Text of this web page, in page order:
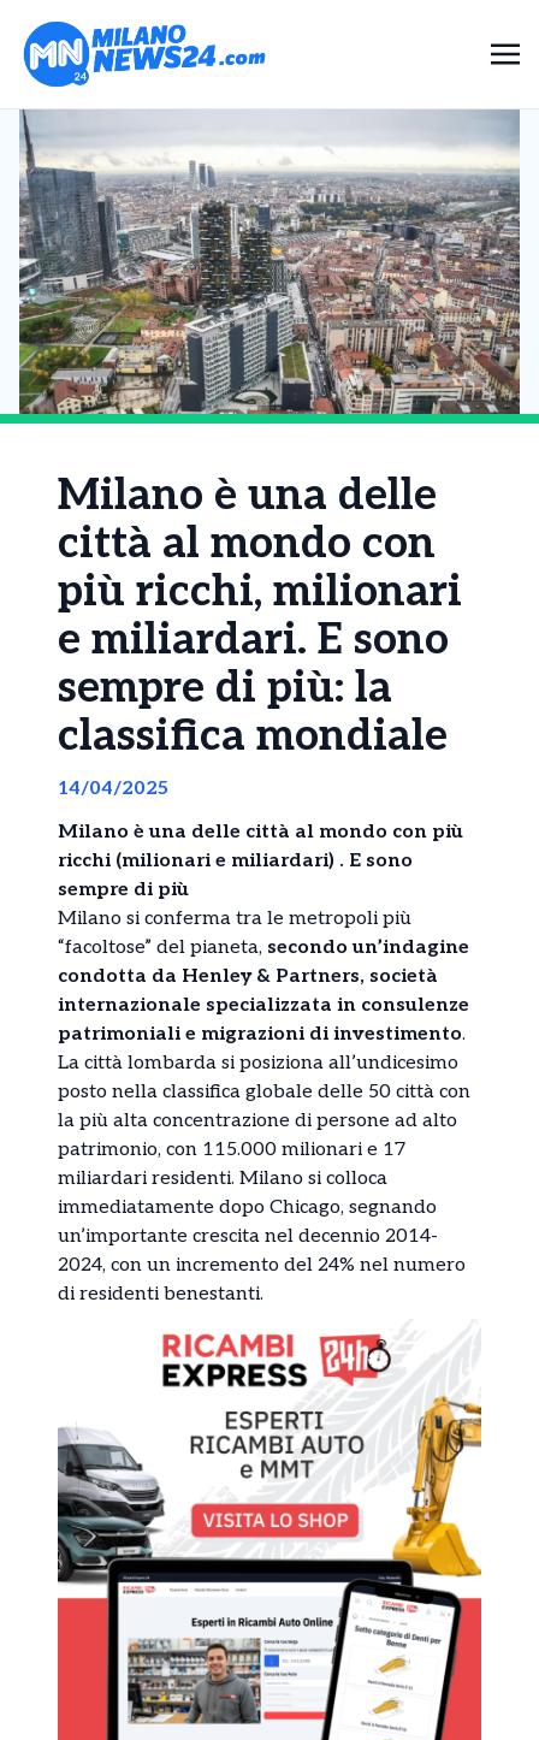
Milano è una delle
città al mondo con
più ricchi, milionari
e miliardari. E sono
sempre di più: la
classifica mondiale
14/04/2025
Milano è una delle città al mondo con più
ricchi (milionari e miliardari) . E sono
sempre di più
Milano si conferma tra le metropoli più
“facoltose” del pianeta, secondo un’indagine
condotta da Henley & Partners, società
internazionale specializzata in consulenze
patrimoniali e migrazioni di investimento.
La città lombarda si posiziona all’undicesimo
posto nella classifica globale delle 50 città con
la più alta concentrazione di persone ad alto
patrimonio, con 115.000 milionari e 17
miliardari residenti. Milano si colloca
immediatamente dopo Chicago, segnando
un’importante crescita nel decennio 2014-
2024, con un incremento del 24% nel numero
di residenti benestanti.